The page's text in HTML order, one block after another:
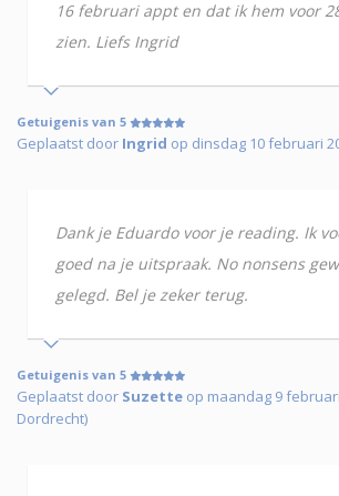
16 februari appt en dat ik hem voor
zien. Liefs Ingrid
Getuigenis van 5
Geplaatst door Ingrid op dinsdag 10 februari
Dank je Eduardo voor je reading. Ik
goed na je uitspraak. No nonsens
gelegd. Bel je zeker terug.
Getuigenis van 5
Geplaatst door Suzette op maandag 9
Dordrecht)